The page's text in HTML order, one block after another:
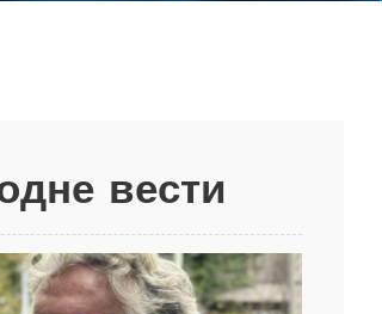
вести